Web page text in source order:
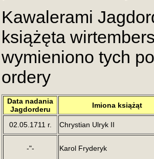
Kawalerami
książęta
wymieniono tych
ordery
Data nadania
Jagdorderu
Imiona książąt
02.05.1711 r. Chrystian Ulryk II
-"- Karol Fryderyk